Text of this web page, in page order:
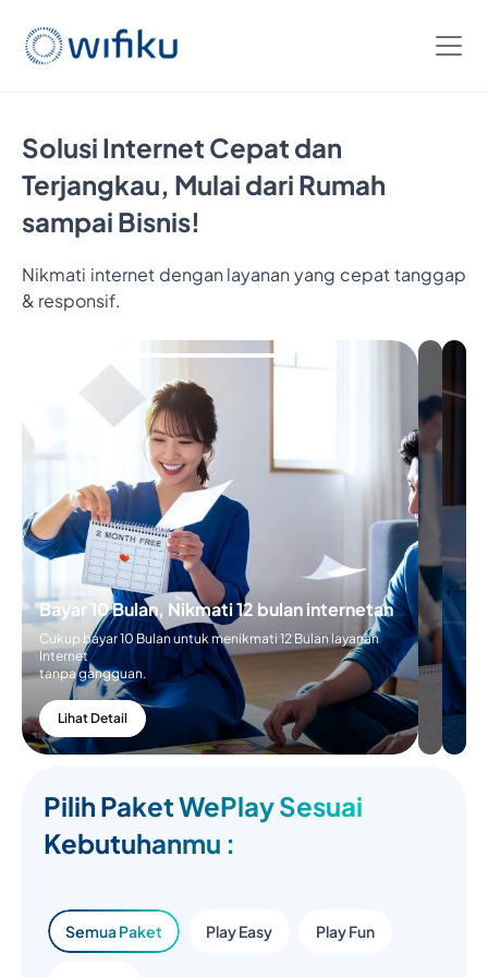
Solusi Internet Cepat dan
Terjangkau, Mulai dari Rumah
sampai Bisnis!
Nikmati internet dengan layanan yang cepat tanggap
& responsif.
Bayar 10 Bulan, Nikmati 12 bulan internetan
Cukup bayar 10 Bulan untuk menikmati 12 Bulan layanan
Internet
tanpa gangguan.
Lihat Detail
Pilih Paket WePlay Sesuai
Kebutuhanmu :
Semua Paket Play Easy Play Fun